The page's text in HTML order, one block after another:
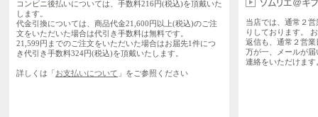
コンビニ後払いについては、手数料216円(税込)を頂戴いた
します。
代金引換については、商品代金21,600円以上(税込)のご注
文をいただいた場合は代引き手数料は無料です。
21,599円までのご注文をいただいた場合はお届先1件につ
き代引き手数料324円(税込)を頂戴いたします。
詳しくは「お支払いについて 」をご参照ください
当店では、通常２
りしております。
返信も、通常２営
万が一、メールが
連絡をいただけま